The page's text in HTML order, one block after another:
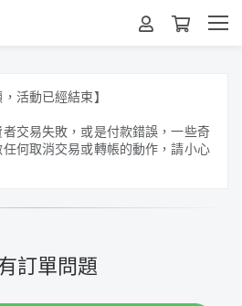
活動已經結束】
交易失敗，或是付款錯誤，一些奇
何取消交易或轉帳的動作，請小心
訂單問題